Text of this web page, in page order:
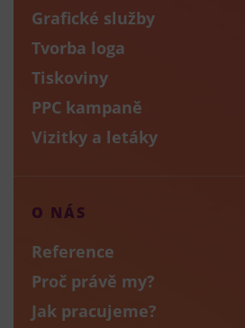
Grafické služby
Tvorba loga
Tiskoviny
PPC kampaně
Vizitky a letáky
O NÁS
Reference
Proč právě my?
Jak pracujeme?